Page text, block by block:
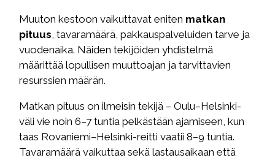
Muuton kestoon vaikuttavat eniten matkan
pituus, tavaramäärä, pakkauspalveluiden tarve ja
vuodenaika. Näiden tekijöiden yhdistelmä
määrittää lopullisen muuttoajan ja tarvittavien
resurssien määrän.
Matkan pituus on ilmeisin tekijä – Oulu–Helsinki-
väli vie noin 6–7 tuntia pelkästään ajamiseen, kun
taas Rovaniemi–Helsinki-reitti vaatii 8–9 tuntia.
Tavaramäärä vaikuttaa sekä lastausaikaan että